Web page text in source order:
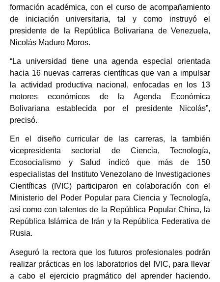
formación académica, con el curso de acompañamiento
de iniciación universitaria, tal y como instruyó el
presidente de la República Bolivariana de Venezuela,
Nicolás Maduro Moros.
“La universidad tiene una agenda especial orientada
hacia 16 nuevas carreras científicas que van a impulsar
la actividad productiva nacional, enfocadas en los 13
motores económicos de la Agenda Económica
Bolivariana establecida por el presidente Nicolás”,
precisó.
En el diseño curricular de las carreras, la también
vicepresidenta sectorial de Ciencia, Tecnología,
Ecosocialismo y Salud indicó que más de 150
especialistas del Instituto Venezolano de Investigaciones
Científicas (IVIC) participaron en colaboración con el
Ministerio del Poder Popular para Ciencia y Tecnología,
así como con talentos de la República Popular China, la
República Islámica de Irán y la República Federativa de
Rusia.
Aseguró la rectora que los futuros profesionales podrán
realizar prácticas en los laboratorios del IVIC, para llevar
a cabo el ejercicio pragmático del aprender haciendo.